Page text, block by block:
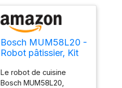
Bosch MUM58L20 -
Robot pâtissier, Kit
pâtisserie
Le robot de cuisine
Bosch MUM58L20,